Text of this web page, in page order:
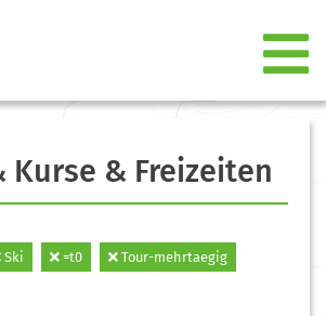
Kurse & Freizeiten
Ski =t0 Tour-mehrtaegig